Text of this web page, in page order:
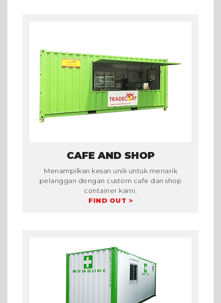
CAFE AND SHOP
Menampilkan kesan unik untuk menarik
pelanggan dengan custom cafe dan shop
container kami.
FIND OUT >